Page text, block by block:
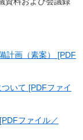
計画​（素案） [PDF
いて [PDFファイ
ファイル／